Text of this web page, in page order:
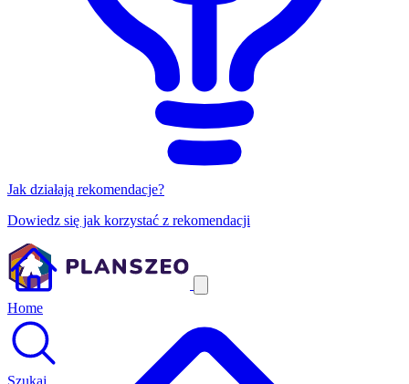
Jak działają rekomendacje?
Dowiedz się jak korzystać z rekomendacji
Home
Szukaj